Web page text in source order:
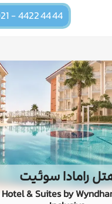
- 4422 44 44
رامادا سوئیت
& Suites by